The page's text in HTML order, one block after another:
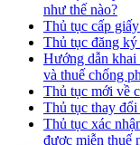
như thế nào?
Thủ tục cấp
Thủ tục đăng
Hướng dẫn khai
và thuế chống
Thủ tục mới về
Thủ tục thay
Thủ tục xác
được miễn thuế